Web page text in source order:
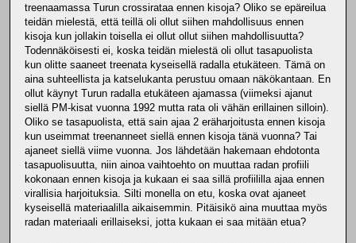
treenaamassa Turun crossirataa ennen kisoja? Oliko se epäreilua
teidän mielestä, että teillä oli ollut siihen mahdollisuus ennen
kisoja kun jollakin toisella ei ollut ollut siihen mahdollisuutta?
Todennäköisesti ei, koska teidän mielestä oli ollut tasapuolista
kun olitte saaneet treenata kyseisellä radalla etukäteen. Tämä on
aina suhteellista ja katselukanta perustuu omaan näkökantaan. En
ollut käynyt Turun radalla etukäteen ajamassa (viimeksi ajanut
siellä PM-kisat vuonna 1992 mutta rata oli vähän erillainen silloin).
Oliko se tasapuolista, että sain ajaa 2 eräharjoitusta ennen kisoja
kun useimmat treenanneet siellä ennen kisoja tänä vuonna? Tai
ajaneet siellä viime vuonna. Jos lähdetään hakemaan ehdotonta
tasapuolisuutta, niin ainoa vaihtoehto on muuttaa radan profiili
kokonaan ennen kisoja ja kukaan ei saa sillä profiililla ajaa ennen
virallisia harjoituksia. Silti monella on etu, koska ovat ajaneet
kyseisellä materiaalilla aikaisemmin. Pitäisikö aina muuttaa myös
radan materiaali erillaiseksi, jotta kukaan ei saa mitään etua?